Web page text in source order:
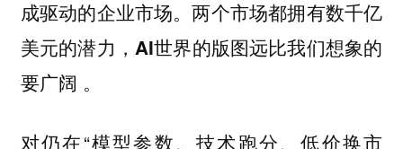
成驱动的企业市场。两个市场都拥有数千亿
美元的潜力，AI世界的版图远比我们想象的
要广阔 。
对仍在“模型参数、技术跑分、低价换市